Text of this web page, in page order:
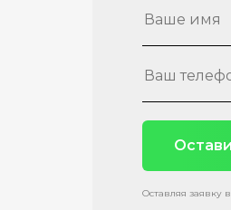
Оставляя заявку